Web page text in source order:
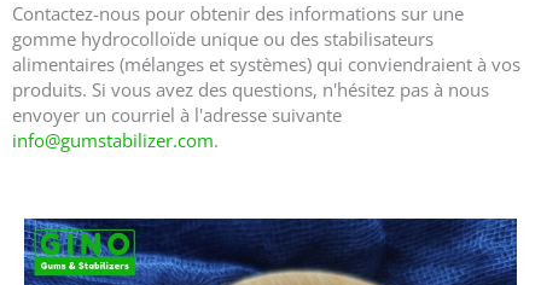
Contactez-nous pour obtenir des informations sur une
gomme hydrocolloïde unique ou des stabilisateurs
alimentaires (mélanges et systèmes) qui conviendraient à vos
produits. Si vous avez des questions, n'hésitez pas à nous
envoyer un courriel à l'adresse suivante
info@gumstabilizer.com.